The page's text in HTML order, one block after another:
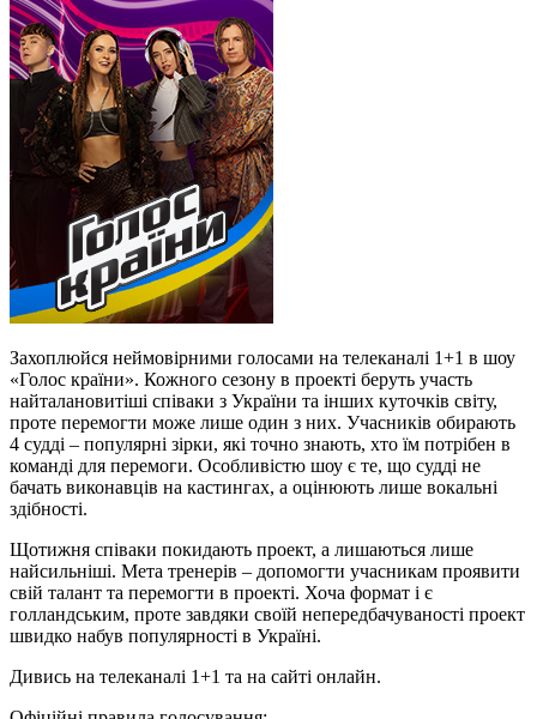
Захоплюйся неймовірними голосами на телеканалі 1+1 в шоу
«Голос країни». Кожного сезону в проекті беруть участь
найталановитіші співаки з України та інших куточків світу,
проте перемогти може лише один з них. Учасників обирають
4 судді – популярні зірки, які точно знають, хто їм потрібен в
команді для перемоги. Особливістю шоу є те, що судді не
бачать виконавців на кастингах, а оцінюють лише вокальні
здібності.
Щотижня співаки покидають проект, а лишаються лише
найсильніші. Мета тренерів – допомогти учасникам проявити
свій талант та перемогти в проекті. Хоча формат і є
голландським, проте завдяки своїй непередбачуваності проект
швидко набув популярності в Україні.
Дивись на телеканалі 1+1 та на сайті онлайн.